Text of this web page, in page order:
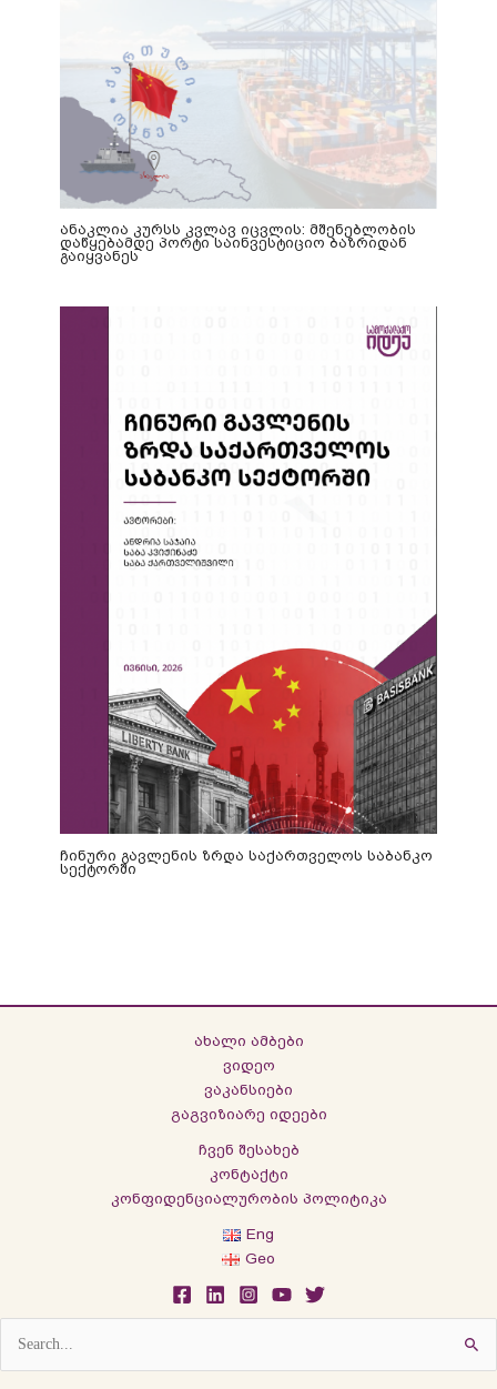
ანაკლია კურსს კვლავ იცვლის: მშენებლობის
დაწყებამდე პორტი საინვესტიციო ბაზრიდან
გაიყვანეს
ჩინური გავლენის ზრდა საქართველოს საბანკო
სექტორში
ახალი ამბები
ვიდეო
ვაკანსიები
გაგვიზიარე იდეები
ჩვენ შესახებ
კონტაქტი
კონფიდენციალურობის პოლიტიკა
Eng
Geo
Search
for: